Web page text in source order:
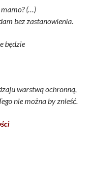
mamo? (…)
bez zastanowienia.
będzie
warstwą ochronną,
nie można by znieść.